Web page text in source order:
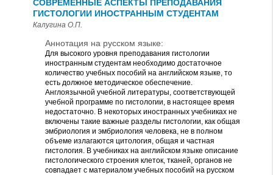
СОВРЕМЕННЫЕ АСПЕКТЫ ПРЕПОДАВАНИЯ
ГИСТОЛОГИИ ИНОСТРАННЫМ СТУДЕНТАМ
Калугина О.П.
Аннотация на русском языке:
Для высокого уровня преподавания гистологии
иностранным студентам необходимо достаточное
количество учебных пособий на английском языке, то
есть должное методическое обеспечение.
Англоязычной учебной литературы, соответствующей
учебной программе по гистологии, в настоящее время
недостаточно. В некоторых иностранных учебниках не
включены такие важные разделы гистологии, как общая
эмбриология и эмбриология человека, не в полном
объеме излагаются цитология, общая и частная
гистология. В учебниках на английском языке описание
гистологического строения клеток, тканей, органов не
совпадает с материалом учебных пособий на русском